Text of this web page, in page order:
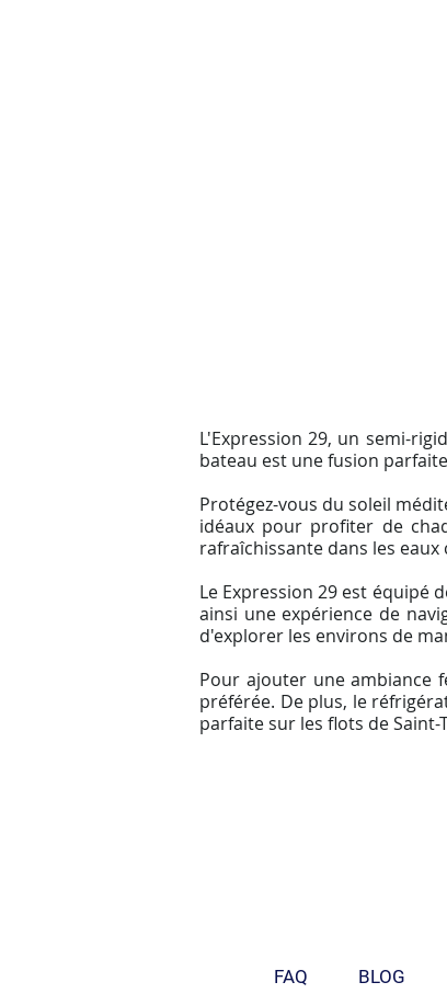
L'Expression 29, un semi-
bateau est une fusion
Protégez-vous du soleil
idéaux pour profiter de
rafraîchissante dans les eaux
Le Expression 29 est équipé
ainsi une expérience de
d'explorer les environs de
Pour ajouter une ambiance
préférée. De plus, le
parfaite sur les flots de
FAQ BLOG